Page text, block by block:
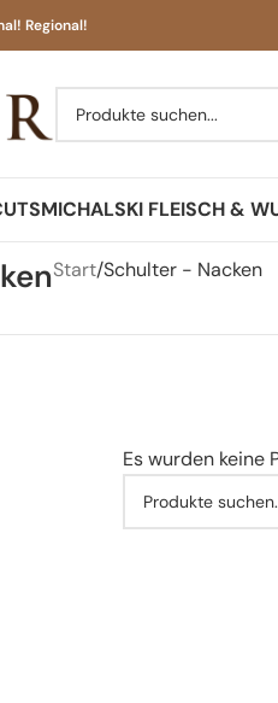
Regional!
MICHALSKI FLEISCH &
Start Schulter - Nacken
Es wurden keine